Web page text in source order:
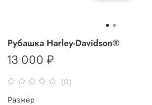
(0)
Рубашка Harley-Davidson®
13 000 ₽
Размер